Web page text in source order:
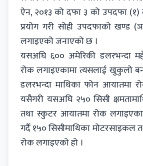
ऐन, २०१३ को दफा ३ को उपदफा
प्रयोग गरी सोही उपदफाको खण्ड
लगाइएको जनाएको छ ।
यसअघि ६०० अमेरिकी डलरभन्दा
रोक लगाइएकामा त्यसलाई खुकुलो
डलरभन्दा माथिका फोन आयातमा
यसैगरी यसअघि २५० सिसी
तथा स्कुटर आयातमा रोक
गर्दै १५० सिसीमाथिका मोटरसाइकल
रोक लगाइएको हो ।